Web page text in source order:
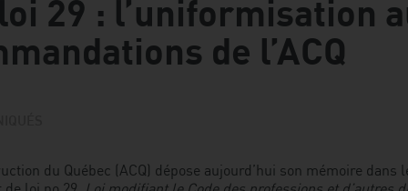
29 : l’uniformisation
de l’ACQ
du Québec (ACQ) dépose aujourd’hui son mémoire